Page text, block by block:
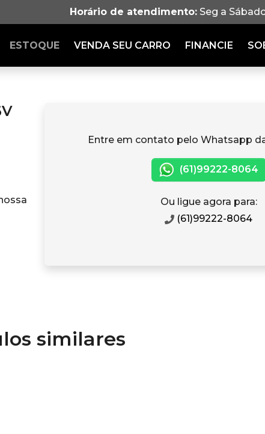
Horário de atendimento: Seg a
ESTOQUE VENDA SEU CARRO FINANCIE
Entre em contato pelo Whatsapp
(61)99222-8064
Ou ligue agora para:
(61)99222-8064
similares